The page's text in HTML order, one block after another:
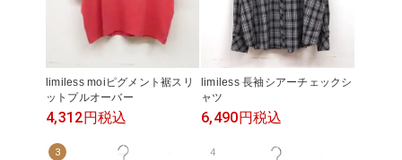
limiless moiピグメント裾スリ
ットプルオーバー
4,312円税込
limiless 長袖シアーチェックシ
ャツ
6,490円税込
3 4